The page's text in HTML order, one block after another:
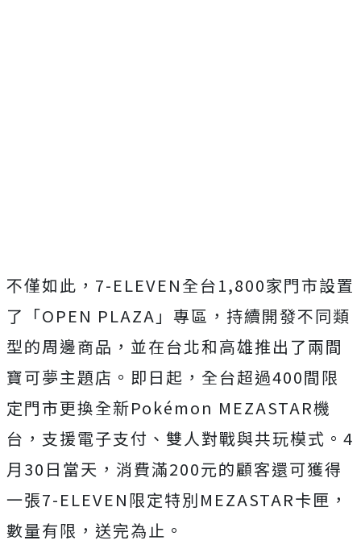
不僅如此，7-ELEVEN全台1,800家門市設置
了「OPEN PLAZA」專區，持續開發不同類
型的周邊商品，並在台北和高雄推出了兩間
寶可夢主題店。即日起，全台超過400間限
定門市更換全新Pokémon MEZASTAR機
台，支援電子支付、雙人對戰與共玩模式。4
月30日當天，消費滿200元的顧客還可獲得
一張7-ELEVEN限定特別MEZASTAR卡匣，
數量有限，送完為止。